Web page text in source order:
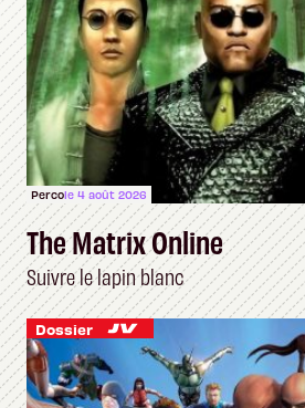
Percole 4 août 2026
The Matrix Online
Suivre le lapin blanc
Dossier